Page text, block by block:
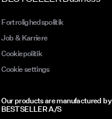
Fortrolighedspolitik
Job & Karriere
Cookiepolitik
Cookie settings
Our products are manufactured by
BESTSELLER A/S